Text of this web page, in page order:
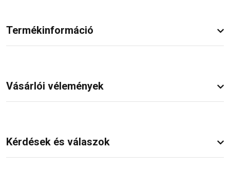
Termékinformáció
Vásárlói vélemények
Kérdések és válaszok